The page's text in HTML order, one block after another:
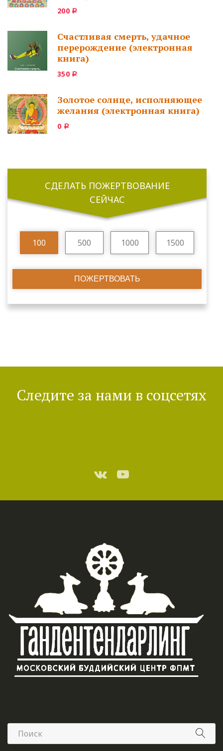
200 Р
Счастливая смерть, удачное
перерождение (электронная
книга)
350 Р
Золотое солнце, исполняющее
желания (электронная книга)
0 Р
СДЕЛАТЬ ПОЖЕРТВОВАНИЕ
СЕЙЧАС
100 500 1000 1500
ПОЖЕРТВОВАТЬ
Следите за нами в соцсетях